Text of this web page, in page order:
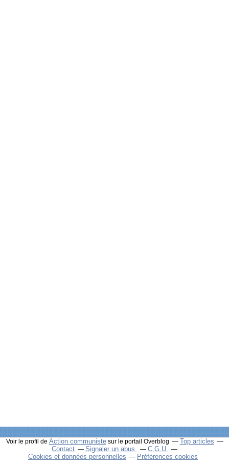
Voir le profil de Action communistesur le portail Overblog
Top articles
Contact
Signaler un abus
C.G.U.
Cookies et données personnelles
Préférences cookies